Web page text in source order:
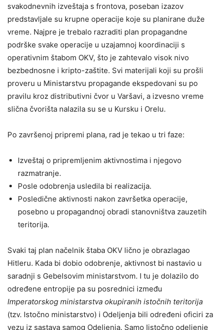
svakodnevnih izveštaja s frontova, poseban izazov
predstavljale su krupne operacije koje su planirane duže
vreme. Najpre je trebalo razraditi plan propagandne
podrške svake operacije u uzajamnoj koordinaciji s
operativnim štabom OKV, što je zahtevalo visok nivo
bezbednosne i kripto-zaštite. Svi materijali koji su prošli
proveru u Ministarstvu propagande ekspedovani su po
pravilu kroz distributivni čvor u Varšavi, a izvesno vreme
slična čvorišta nalazila su se u Kursku i Orelu.
Po završenoj pripremi plana, rad je tekao u tri faze:
Izveštaj o pripremljenim aktivnostima i njegovo
razmatranje.
Posle odobrenja usledila bi realizacija.
Posledične aktivnosti nakon završetka operacije,
posebno u propagandnoj obradi stanovništva zauzetih
teritorija.
Svaki taj plan načelnik štaba OKV lično je obrazlagao
Hitleru. Kada bi dobio odobrenje, aktivnost bi nastavio u
saradnji s Gebelsovim ministarstvom. I tu je dolazilo do
određene entropije pa su posrednici između
Imperatorskog ministarstva okupiranih istočnih teritorija
(tzv. Istočno ministarstvo) i Odeljenja bili određeni oficiri za
vezu iz sastava samog Odeljenja. Samo Iistočno odeljenje